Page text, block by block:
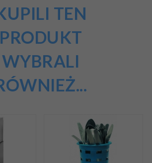
TEN
PRODUKT
WYBRALI